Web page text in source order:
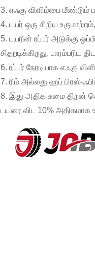
3. எஃகு விளிம்பை மீண்டும்
4. டயர் ஒரு சிறிய
5. டயரின் ரப்பர் அடுக்கு
சிதறடிக்கிறது,
6. ரப்பர் நேரடியாக எஃகு
7. ரிம் அல்லது ஹப் பிரஸ்-
8. இது அதிக சுமை
டயரை விட 10% அதிகமாக